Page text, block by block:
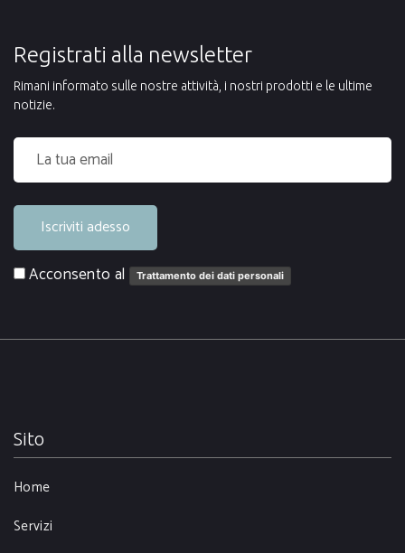
Registrati alla newsletter
Rimani informato sulle nostre attività, i nostri prodotti e le ultime
notizie.
Iscriviti adesso
Acconsento al Trattamento dei dati personali
Sito
Home
Servizi